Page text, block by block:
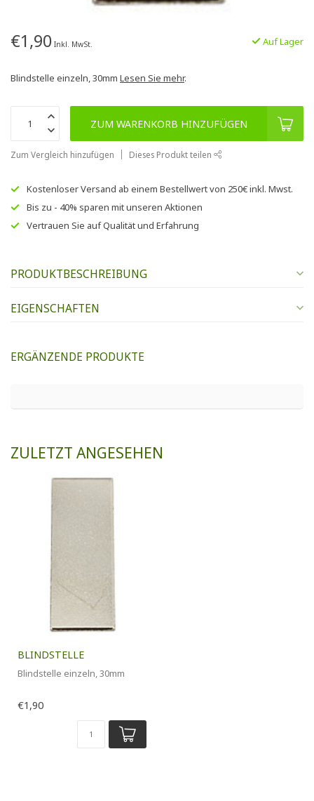
€1,90 Inkl. MwSt. Auf Lager
Blindstelle einzeln, 30mm Lesen Sie mehr.
ZUM WARENKORB HINZUFÜGEN
Zum Vergleich hinzufügen Dieses Produkt teilen
Kostenloser Versand ab einem Bestellwert von 250€inkl. Mwst.
Bis zu - 40% sparen mit unseren Aktionen
Vertrauen Sie aufQualität und Erfahrung
PRODUKTBESCHREIBUNG
EIGENSCHAFTEN
ERGÄNZENDE PRODUKTE
ZULETZT ANGESEHEN
BLINDSTELLE
Blindstelle einzeln, 30mm
€1,90